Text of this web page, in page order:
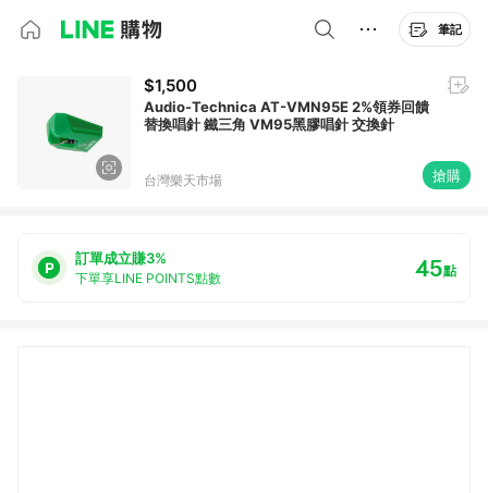
筆記
$1,500
Audio-Technica AT-VMN95E 2%領券回饋
替換唱針 鐵三角 VM95黑膠唱針 交換針
台灣樂天市場 搶購
訂單成立賺3%
下單享LINE POINTS點數 45點